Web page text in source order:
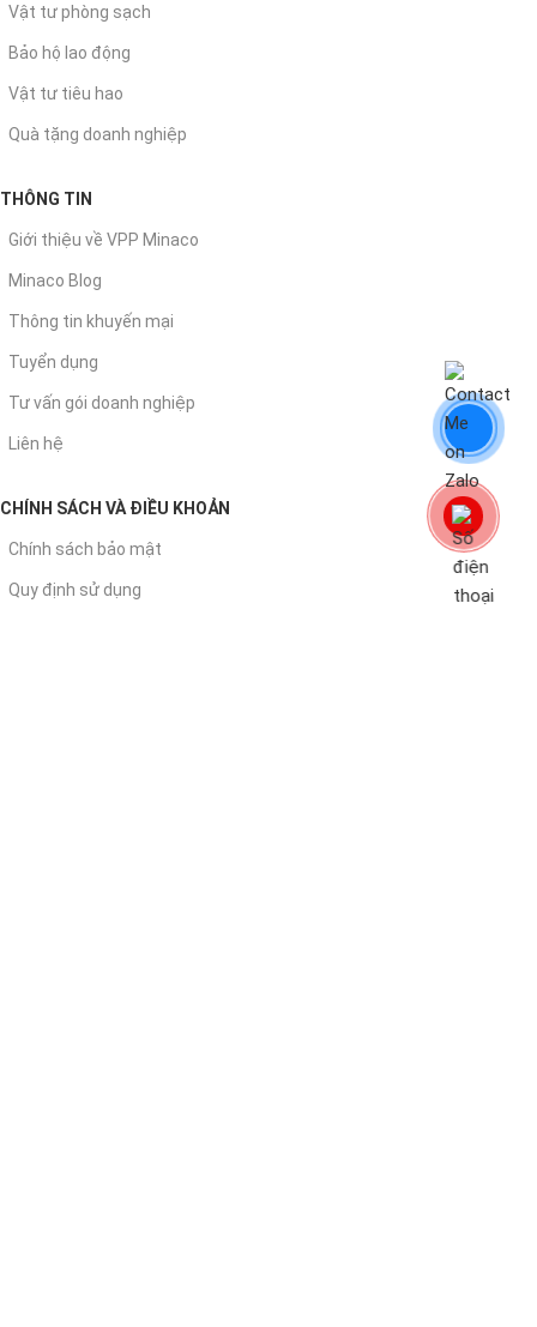
Vật tư phòng sạch
Bảo hộ lao động
Vật tư tiêu hao
Quà tặng doanh nghiệp
THÔNG TIN
Giới thiệu về VPP Minaco
Minaco Blog
Thông tin khuyến mại
Tuyển dụng
Tư vấn gói doanh nghiệp
Liên hệ
CHÍNH SÁCH VÀ ĐIỀU KHOẢN
Chính sách bảo mật
Quy định sử dụng